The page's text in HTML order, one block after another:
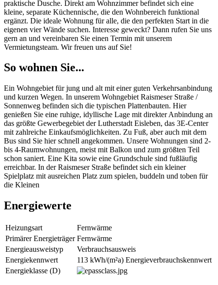
praktische Dusche. Direkt am Wohnzimmer befindet sich eine
kleine, separate Küchennische, die den Wohnbereich funktional
ergänzt. Die ideale Wohnung für alle, die den perfekten Start in die
eigenen vier Wände suchen. Interesse geweckt? Dann rufen Sie uns
gern an und vereinbaren Sie einen Termin mit unserem
Vermietungsteam. Wir freuen uns auf Sie!
So wohnen Sie...
Ein Wohngebiet für jung und alt mit einer guten Verkehrsanbindung
und kurzen Wegen. In unserem Wohngebiet Raismeser Straße /
Sonnenweg befinden sich die typischen Plattenbauten. Hier
genießen Sie eine ruhige, idyllische Lage mit direkter Anbindung an
das größte Gewerbegebiet der Lutherstadt Eisleben, das 3E-Center
mit zahlreiche Einkaufsmöglichkeiten. Zu Fuß, aber auch mit dem
Bus sind Sie hier schnell angekommen. Unsere Wohnungen sind 2-
bis 4-Raumwohnungen, meist mit Balkon und zum größten Teil
schon saniert. Eine Kita sowie eine Grundschule sind fußläufig
erreichbar. In der Raismeser Straße befindet sich ein kleiner
Spielplatz mit ausreichen Platz zum spielen, buddeln und toben für
die Kleinen
Energiewerte
Heizungsart
Fernwärme
Primärer Energieträger Fernwärme
Energieausweistyp
Verbrauchsausweis
Energiekennwert
113 kWh/(m²a) Energieverbrauchskennwert
Energieklasse (D)